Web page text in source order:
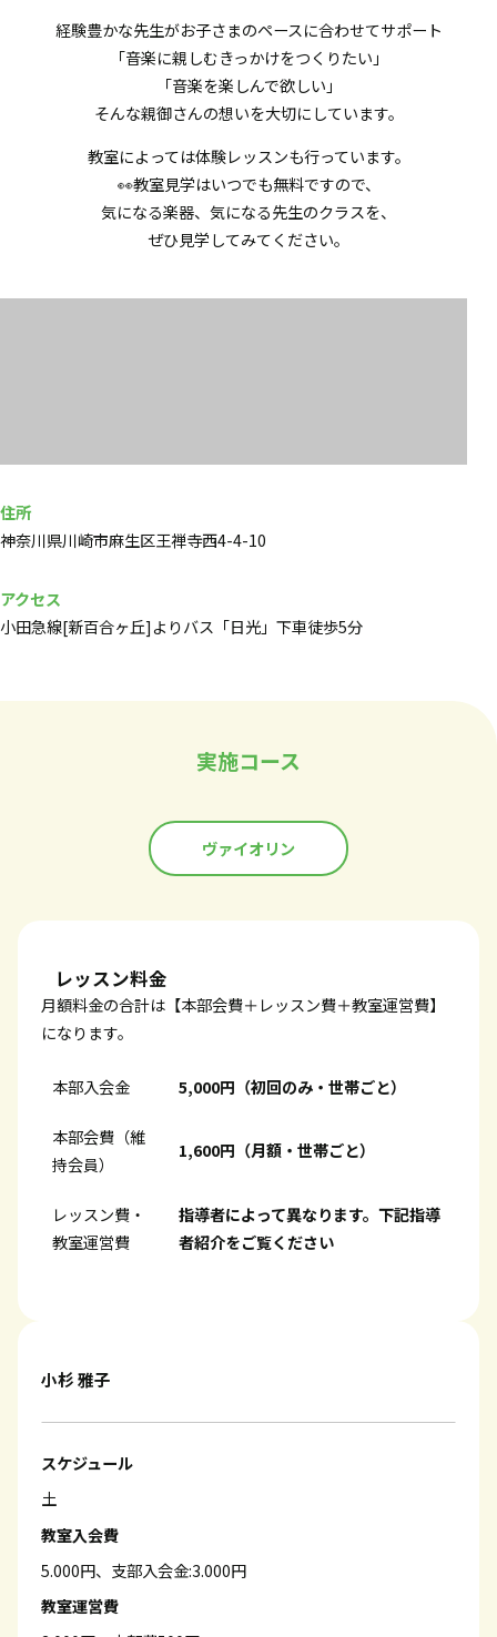
経験豊かな先生がお子さまのペースに合わせてサポート
「音楽に親しむきっかけをつくりたい」
「音楽を楽しんで欲しい」
そんな親御さんの想いを大切にしています。
教室によっては体験レッスンも行っています。
👀教室見学はいつでも無料ですので、
気になる楽器、気になる先生のクラスを、
ぜひ見学してみてください。
住所
神奈川県川崎市麻生区王禅寺西4-4-10
アクセス
小田急線[新百合ヶ丘]よりバス「日光」下車徒歩5分
実施コース
ヴァイオリン
レッスン料金
月額料金の合計は【本部会費＋レッスン費＋教室運営費】
になります。
本部入会金 5,000円（初回のみ・世帯ごと）
本部会費（維
持会員）
1,600円（月額・世帯ごと）
レッスン費・
教室運営費
指導者によって異なります。下記指導
者紹介をご覧ください
小杉 雅子
スケジュール
土
教室入会費
5.000円、支部入会金:3.000円
教室運営費